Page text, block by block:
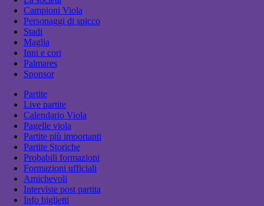
Campioni Viola
Personaggi di spicco
Stadi
Maglia
Inni e cori
Palmares
Sponsor
Partite
Live partite
Calendario Viola
Pagelle viola
Partite più importanti
Partite Storiche
Probabili formazioni
Formazioni ufficiali
Amichevoli
Interviste post partita
Info biglietti